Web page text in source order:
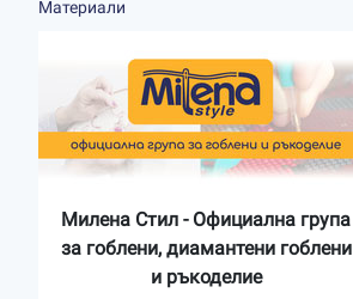
Материали
Милена Стил - Официална група
за гоблени, диамантени гоблени
и ръкоделие